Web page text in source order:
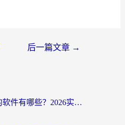
后一篇文章 →
海外看腾讯视频的软件有哪些？2026实测有效，留学生都在用的回国加速器指南